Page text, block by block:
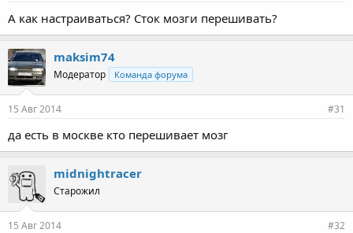
А как настраиваться? Сток мозги перешивать?
maksim74
Модератор Команда форума
15 Авг 2014 #31
да есть в москве кто перешивает мозг
midnightracer
Старожил
15 Авг 2014 #32